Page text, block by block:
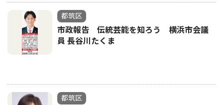
都筑区
市政報告 伝統芸能を知ろう 横浜市会議
員 長谷川たくま
都筑区